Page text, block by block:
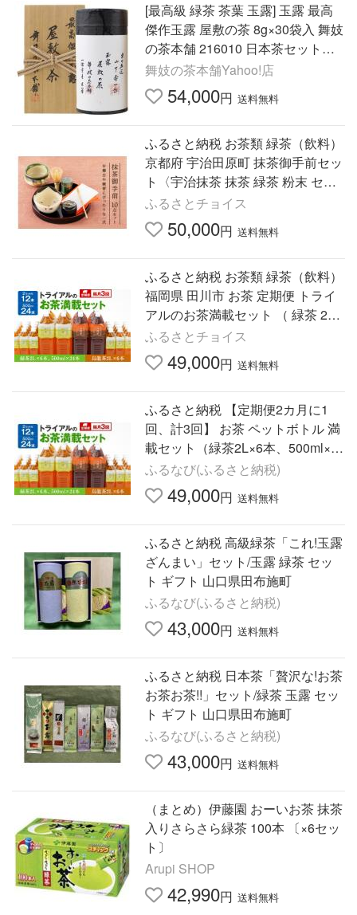
[最高級 緑茶 茶葉 玉露] 玉露 最高
傑作玉露 屋敷の茶 8g×30袋入 舞妓
の茶本舗 216010 日本茶セット・
詰め合わせ ギフトセット 京都
舞妓の茶本舗Yahoo!店
54,000円 送料無料
ふるさと納税 お茶類 緑茶（飲料）
京都府 宇治田原町 抹茶御手前セッ
ト〈宇治抹茶 抹茶 緑茶 粉末 セッ
ト 陶器 茶道 お稽古 石臼挽き 抹茶
椀〉 n0402
ふるさとチョイス
50,000円 送料無料
ふるさと納税 お茶類 緑茶（飲料）
福岡県 田川市 お茶 定期便 トライ
アルのお茶満載セット （ 緑茶 2L
× 6本 ・ 烏龍茶 2L × 6本 ・ 緑茶 5
00ml × 24本 ）…
ふるさとチョイス
49,000円 送料無料
ふるさと納税 【定期便2カ月に1
回、計3回】 お茶 ペットボトル 満
載セット（緑茶2L×6本、500ml×2
4本・烏龍2L×6本） お茶 福岡県田
川市
ふるなび(ふるさと納税)
49,000円 送料無料
ふるさと納税 高級緑茶「これ!玉露
ざんまい」セット/玉露 緑茶 セッ
ト ギフト 山口県田布施町
ふるなび(ふるさと納税)
43,000円 送料無料
ふるさと納税 日本茶「贅沢な!お茶
お茶お茶!!」セット/緑茶 玉露 セッ
ト ギフト 山口県田布施町
ふるなび(ふるさと納税)
43,000円 送料無料
（まとめ）伊藤園 おーいお茶 抹茶
入りさらさら緑茶 100本 〔×6セッ
ト〕
Arupi SHOP
42,990円 送料無料